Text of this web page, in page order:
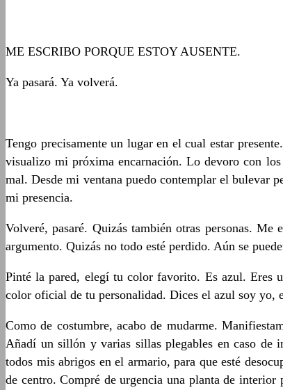
ME ESCRIBO PORQUE ESTOY AUSENTE.
Ya pasará. Ya volverá.
Tengo precisamente un lugar en el cual estar
visualizo mi próxima encarnación. Lo devoro con
mal. Desde mi ventana puedo contemplar el bulevar
mi presencia.
Volveré, pasaré. Quizás también otras personas.
argumento. Quizás no todo esté perdido. Aún se
Pinté la pared, elegí tu color favorito. Es azul. Eres
color oficial de tu personalidad. Dices el azul soy yo,
Como de costumbre, acabo de mudarme.
Añadí un sillón y varias sillas plegables en caso de
todos mis abrigos en el armario, para que esté
de centro. Compré de urgencia una planta de